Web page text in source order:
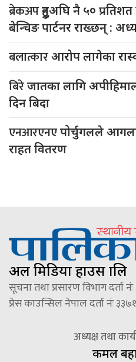
ब्रेकअपहुनुअघि नै ५०
बेन्चिङ पार्टनर राख्छन् :
बलात्कारआरोप लागेका
बिरेजातका लागि
दिन बिदा
एनआरएनएपोर्चुगलले
राहत वितरण
अल मिडिया हाउस प्रालि
सूचना तथा प्रसारण विभाग दर्ता
प्रेस काउन्सिल नेपाल दर्ता नंः ३३७१
अध्यक्ष तथा
कमल